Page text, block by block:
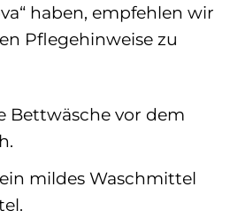
haben, empfehlen wir
Pflegehinweise zu
Bettwäsche vor dem
mildes Waschmittel